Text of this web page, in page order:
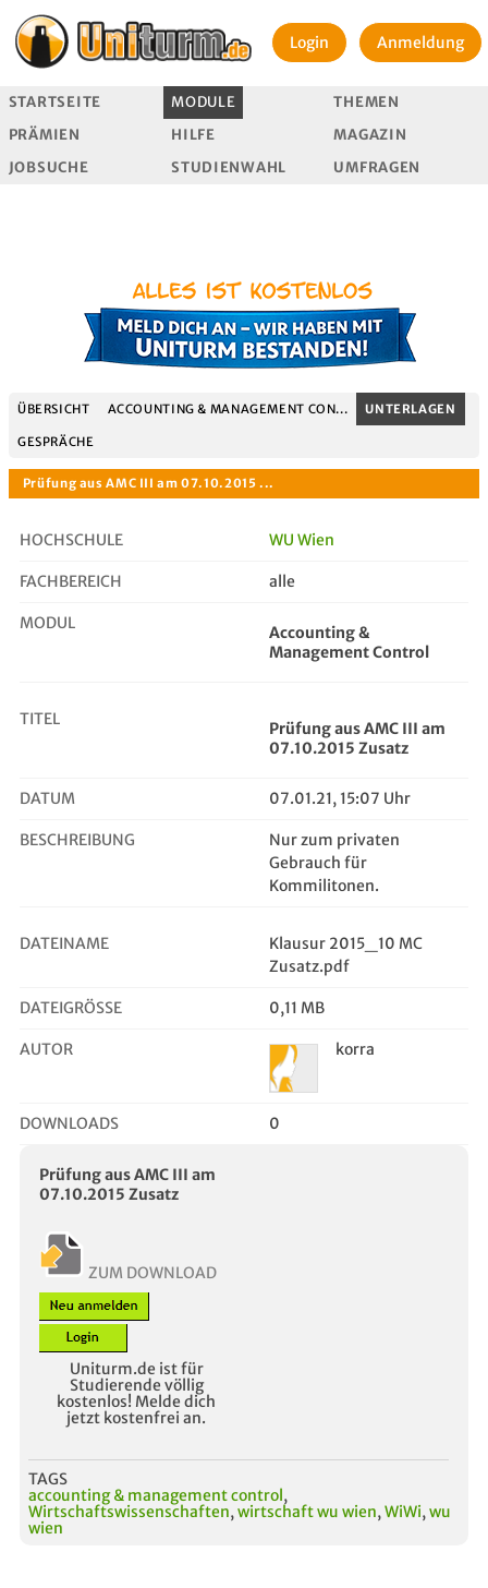
Login Anmeldung
STARTSEITE MODULE
THEMEN
PRÄMIEN
HILFE
MAGAZIN
JOBSUCHE
STUDIENWAHL UMFRAGEN
ÜBERSICHT ACCOUNTING & MANAGEMENT CON... UNTERLAGEN
GESPRÄCHE
HOCHSCHULE WU Wien
FACHBEREICH alle
MODUL
Accounting &
Management Control
TITEL
Prüfung aus AMC III am
07.10.2015 Zusatz
DATUM 07.01.21, 15:07 Uhr
BESCHREIBUNG
Nur zum privaten
Gebrauch für
Kommilitonen.
DATEINAME
Klausur 2015_10 MC
Zusatz.pdf
DATEIGRÖSSE 0,11 MB
AUTOR korra
DOWNLOADS 0
Prüfung aus AMC III am
07.10.2015 Zusatz
ZUM DOWNLOAD
Uniturm.de ist für
Studierende völlig
kostenlos! Melde dich
jetzt kostenfrei an.
TAGS
accounting & management control,
Wirtschaftswissenschaften, wirtschaft wu wien, WiWi, wu
wien